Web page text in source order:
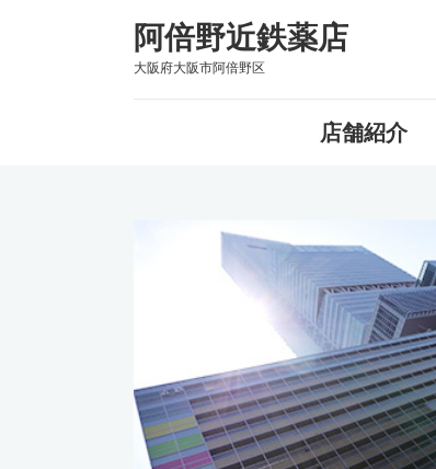
阿倍野近鉄薬店
大阪府大阪市阿倍野区
店舗紹介